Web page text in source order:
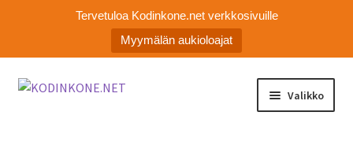
Tervetuloa Kodinkone.net verkkosivuille
Myymälän aukioloajat
Siirry
Siirry
Valikko